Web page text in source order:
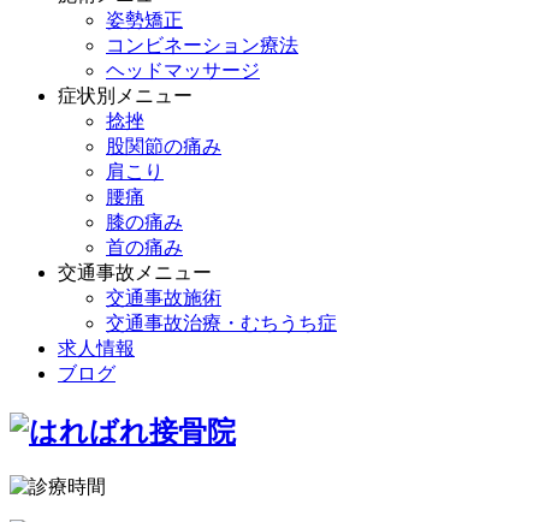
姿勢矯正
コンビネーション療法
ヘッドマッサージ
症状別メニュー
捻挫
股関節の痛み
肩こり
腰痛
膝の痛み
首の痛み
交通事故メニュー
交通事故施術
交通事故治療・むちうち症
求人情報
ブログ